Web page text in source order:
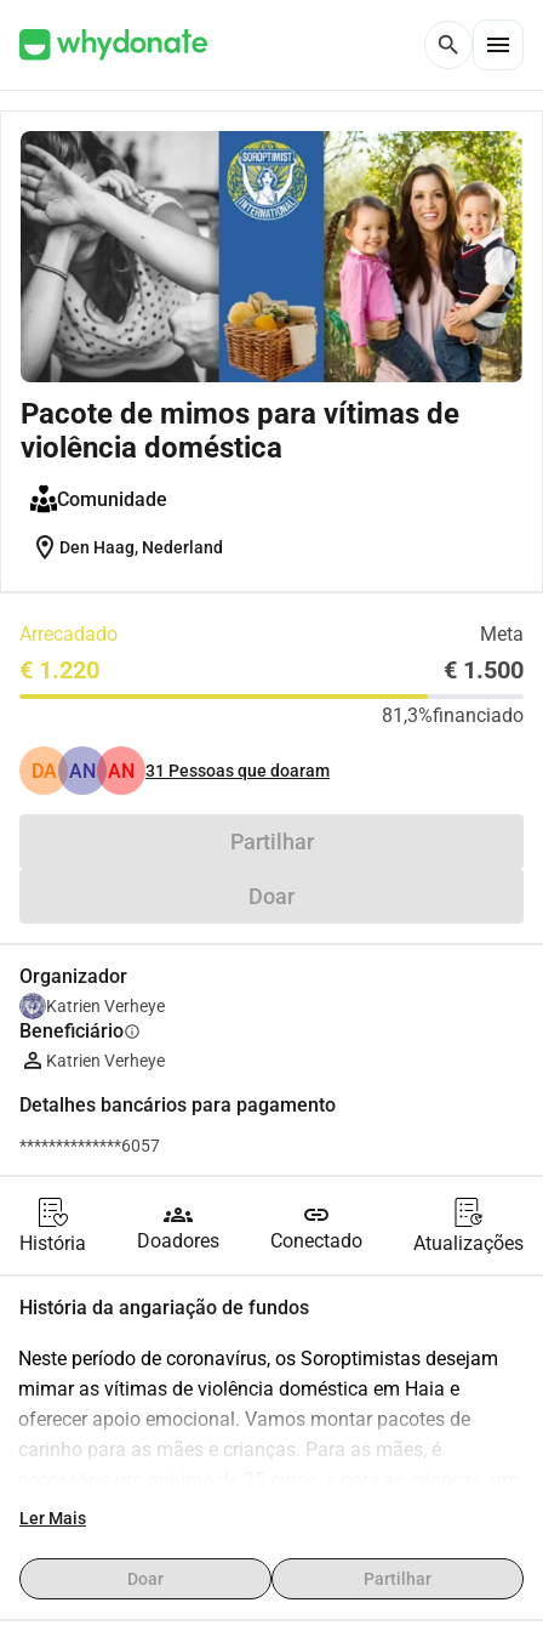
search menu
Pacote de mimos para vítimas de
violência doméstica
Comunidade
location_on Den Haag, Nederland
Arrecadado Meta
€ 1.220 € 1.500
81,3%financiado
DA AN AN 31 Pessoas que doaram
Partilhar
Doar
Organizador
Katrien Verheye
Beneficiárioinfo
Katrien Verheye
Detalhes bancários para pagamento
**************6057
História
groups
Doadores
link
Conectado Atualizações
História da angariação de fundos
Neste período de coronavírus, os Soroptimistas desejam
mimar as vítimas de violência doméstica em Haia e
oferecer apoio emocional. Vamos montar pacotes de
carinho para as mães e crianças. Para as mães, é
mínimo de 10 euros.
NÓS MIMAMOS MÃES EM
Ler Mais
Doar Partilhar